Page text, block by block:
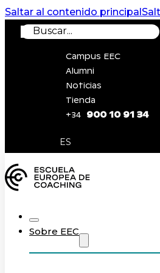
Saltar al contenido principal
Buscar
Campus EEC
Alumni
Noticias
Tienda
+34
900 10 91 34
ES
Sobre EEC